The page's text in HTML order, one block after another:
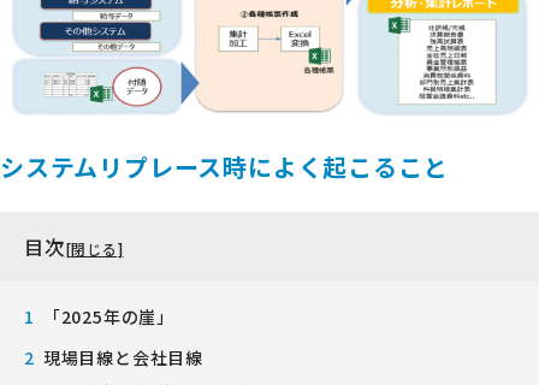
システムリプレース時によく起こること
目次
「2025年の崖」
現場目線と会社目線